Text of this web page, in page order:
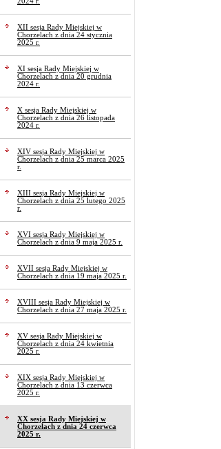
XII sesja Rady Miejskiej w
Chorzelach z dnia 24 stycznia
2025 r.
XI sesja Rady Miejskiej w
Chorzelach z dnia 20 grudnia
2024 r.
X sesja Rady Miejskiej w
Chorzelach z dnia 26 listopada
2024 r.
XIV sesja Rady Miejskiej w
Chorzelach z dnia 25 marca 2025
r.
XIII sesja Rady Miejskiej w
Chorzelach z dnia 25 lutego 2025
r.
XVI sesja Rady Miejskiej w
Chorzelach z dnia 9 maja 2025 r.
XVII sesja Rady Miejskiej w
Chorzelach z dnia 19 maja 2025 r.
XVIII sesja Rady Miejskiej w
Chorzelach z dnia 27 maja 2025 r.
XV sesja Rady Miejskiej w
Chorzelach z dnia 24 kwietnia
2025 r.
XIX sesja Rady Miejskiej w
Chorzelach z dnia 13 czerwca
2025 r.
XX sesja Rady Miejskiej w
Chorzelach z dnia 24 czerwca
2025 r.